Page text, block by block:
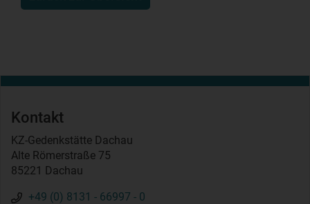
Kontakt
KZ-Gedenkstätte Dachau
Alte Römerstraße 75
85221 Dachau
+49 (0) 8131 - 66997 - 0